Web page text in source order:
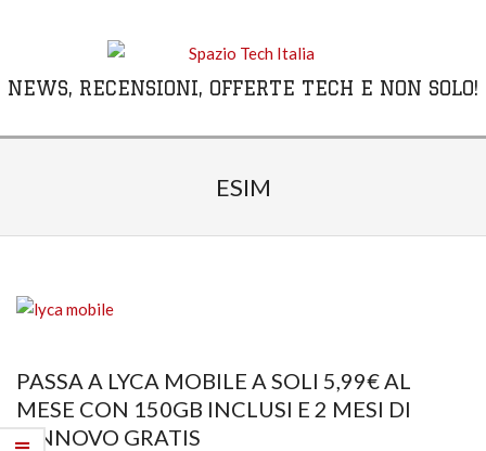
NEWS, RECENSIONI, OFFERTE TECH E NON SOLO!
ESIM
PASSA A LYCA MOBILE A SOLI 5,99€ AL
MESE CON 150GB INCLUSI E 2 MESI DI
RINNOVO GRATIS